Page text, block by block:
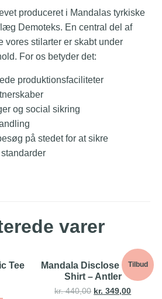
produceret i Mandalas tyrkiske
Demoteks. En central del af
vores stilarter er skabt under
For os betyder det:
produktionsfaciliteter
og social sikring
på stedet for at sikre
varer
Tee Tilbud
Mandala Disclose Back
Shirt – Antler
kr.440,00 kr. 349,00